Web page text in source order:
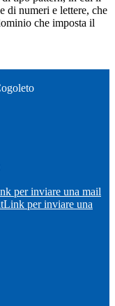
di numeri e lettere, che
che imposta il
per inviare una mail
Link per inviare una